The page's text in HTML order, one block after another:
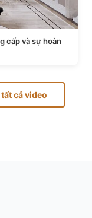
cấp và sự hoàn
cả video